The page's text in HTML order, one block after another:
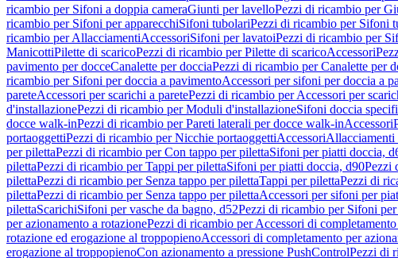
ricambio per Sifoni a doppia cameraGiunti per lavelloPezzi di ricambio per
ricambio per Sifoni per apparecchiSifoni tubolariPezzi di ricambio per Sifoni
ricambio per AllacciamentiAccessoriSifoni per lavatoiPezzi di ricambio per
ManicottiPilette di scaricoPezzi di ricambio per Pilette di scaricoAccessori
pavimento per docceCanalette per docciaPezzi di ricambio per Canalette per
ricambio per Sifoni per doccia a pavimentoAccessori per sifoni per doccia a
pareteAccessori per scarichi a paretePezzi di ricambio per Accessori per
d'installazionePezzi di ricambio per Moduli d'installazioneSifoni doccia
docce walk-inPezzi di ricambio per Pareti laterali per docce walk-inAccessori
portaoggettiPezzi di ricambio per Nicchie portaoggettiAccessoriAllacciamenti
per pilettaPezzi di ricambio per Con tappo per pilettaSifoni per piatti doccia,
pilettaPezzi di ricambio per Tappi per pilettaSifoni per piatti doccia, d90Pezzi
pilettaPezzi di ricambio per Senza tappo per pilettaTappi per pilettaPezzi di
pilettaPezzi di ricambio per Senza tappo per pilettaAccessori per sifoni per
pilettaScarichiSifoni per vasche da bagno, d52Pezzi di ricambio per Sifoni
per azionamento a rotazionePezzi di ricambio per Accessori di
rotazione ed erogazione al troppopienoAccessori di completamento per
erogazione al troppopienoCon azionamento a pressione PushControlPezzi di